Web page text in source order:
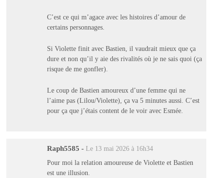
C’est ce qui m’agace avec les histoires d’amour de
certains personnages.
Si Violette finit avec Bastien, il vaudrait mieux que ça
dure et non qu’il y aie des rivalités où je ne sais quoi (ça
risque de me gonfler).
Le coup de Bastien amoureux d’une femme qui ne
l’aime pas (Lilou/Violette), ça va 5 minutes aussi. C’est
pour ça que j’étais content de le voir avec Esmée.
Raph5585 - Le 13 mai 2026 à 16h34
Pour moi la relation amoureuse de Violette et Bastien
est une illusion.